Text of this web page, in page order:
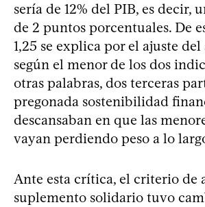
sería de 12% del PIB, es decir,
de 2 puntos porcentuales. De
1,25 se explica por el ajuste
según el menor de los dos
otras palabras, dos terceras
pregonada sostenibilidad
descansaban en que las
vayan perdiendo peso a lo
Ante esta crítica, el criterio de
suplemento solidario tuvo